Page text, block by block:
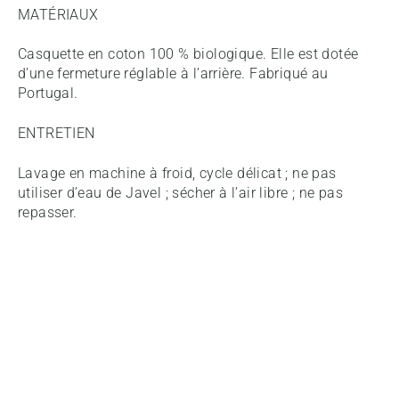
MATÉRIAUX
Casquette en coton 100 % biologique. Elle est dotée
d’une fermeture réglable à l’arrière. Fabriqué au
Portugal.
ENTRETIEN
Lavage en machine à froid, cycle délicat ; ne pas
utiliser d’eau de Javel ; sécher à l’air libre ; ne pas
repasser.